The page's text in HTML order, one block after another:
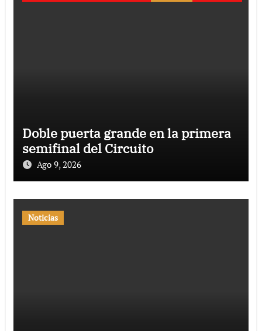
Doble puerta grande en la primera
semifinal del Circuito
Ago 9, 2026
Noticias